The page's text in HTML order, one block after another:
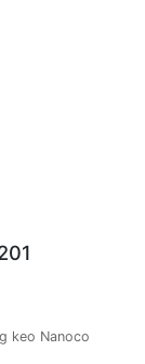
keo Nanoco